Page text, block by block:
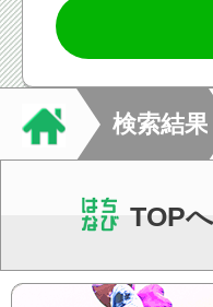
検索結果
TOP